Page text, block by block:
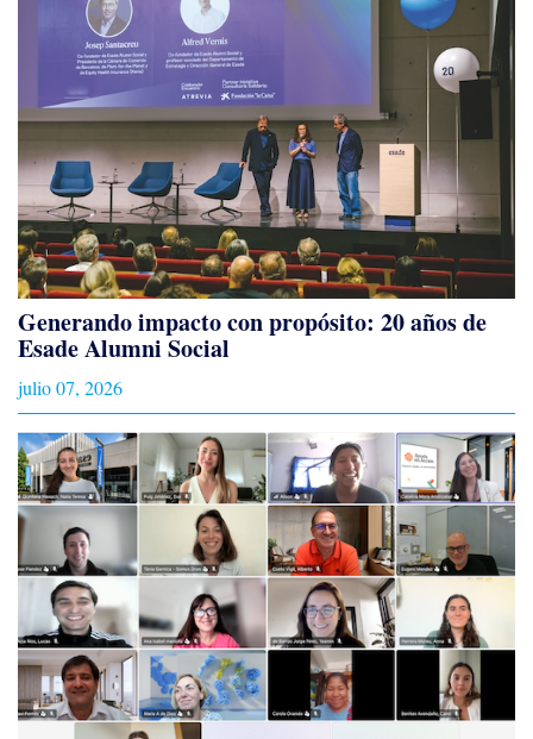
Generando impacto con propósito: 20 años de
Esade Alumni Social
julio 07, 2026